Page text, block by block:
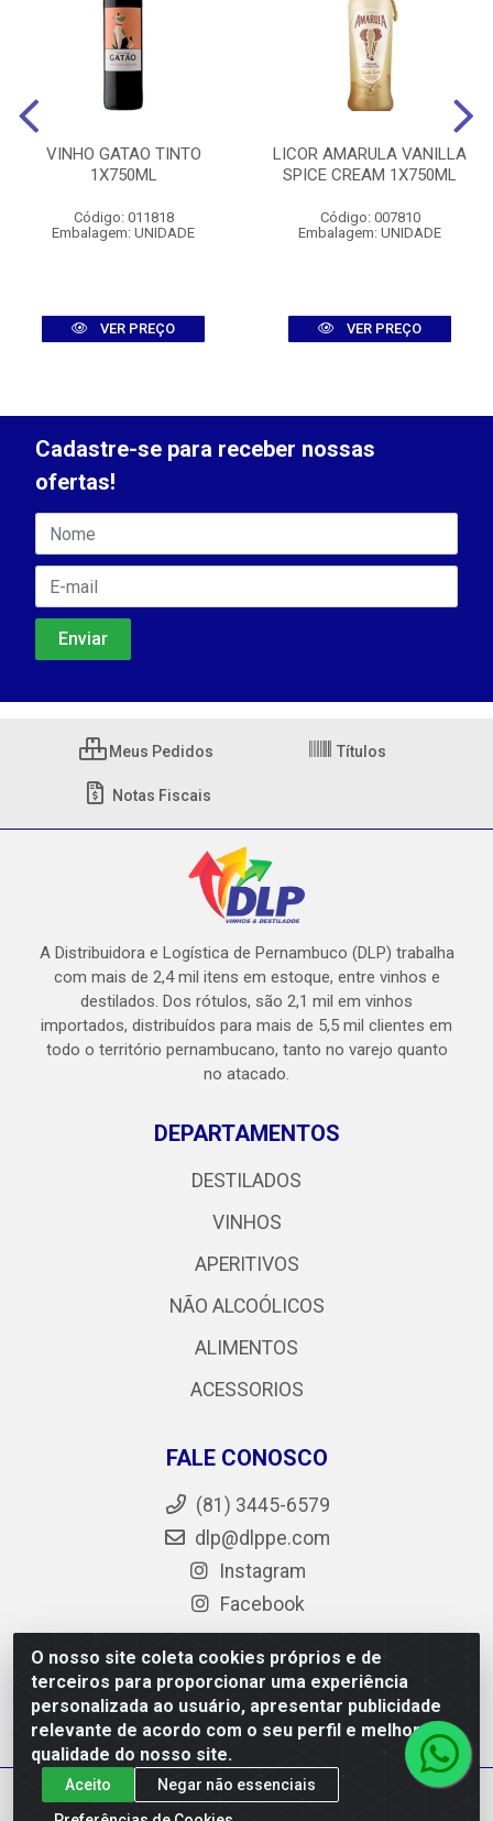
VINHO GATAO TINTO
1X750ML
Código: 011818
Embalagem: UNIDADE
VER PREÇO
LICOR AMARULA VANILLA
SPICE CREAM 1X750ML
Código: 007810
Embalagem: UNIDADE
VER PREÇO
O nosso site coleta cookies próprios e de
terceiros para proporcionar uma experiência
personalizada ao usuário, apresentar publicidade
relevante de acordo com o seu perfil e melhorar a
qualidade do nosso site.
Aceito
Negar não essenciais
Cadastre-se para receber nossas
ofertas!
Meus Pedidos Títulos
Notas Fiscais
A Distribuidora e Logística de Pernambuco (DLP) trabalha
com mais de 2,4 mil itens em estoque, entre vinhos e
destilados. Dos rótulos, são 2,1 mil em vinhos
importados, distribuídos para mais de 5,5 mil clientes em
todo o território pernambucano, tanto no varejo quanto
no atacado.
DEPARTAMENTOS
DESTILADOS
VINHOS
APERITIVOS
NÃO ALCOÓLICOS
ALIMENTOS
ACESSORIOS
FALE CONOSCO
(81) 3445-6579
dlp@dlppe.com
Instagram
Facebook
DLP - AV. Engenheiro Abdias de Carvalho, 962 - Bongi -
PE - CEP 50.640-525 - CNPJ 05.429.222/0001-48